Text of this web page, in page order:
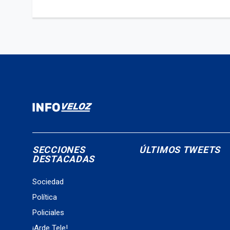
SECCIONES
DESTACADAS
Sociedad
Política
Policiales
¡Arde Tele!
ÚLTIMOS TWEETS